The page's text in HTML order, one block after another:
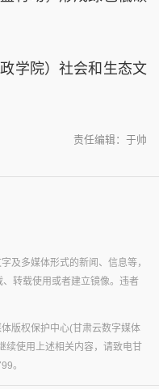
院）社会和生态文
责任编辑：于帅
及多媒体形式的新闻、信息等，
转载使用或者建立镜像。违者
版权保护中心(甘肃云数字媒体
续使用上述相关内容，请致电甘
。